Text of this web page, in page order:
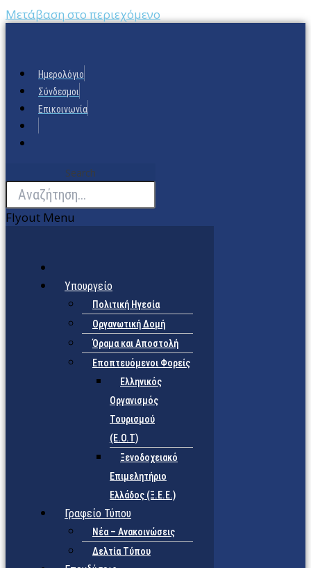
Μετάβαση στο περιεχόμενο
Ημερολόγιο
Σύνδεσμοι
Επικοινωνία
Search
Flyout Menu
Υπουργείο
Πολιτική Ηγεσία
Οργανωτική Δομή
Όραμα και Αποστολή
Εποπτευόμενοι Φορείς
Eλληνικός
Οργανισμός
Τουρισμού
(Ε.Ο.Τ)
Ξενοδοχειακό
Επιμελητήριο
Ελλάδος (Ξ.Ε.Ε.)
Γραφείο Τύπου
Νέα – Ανακοινώσεις
Δελτία Τύπου